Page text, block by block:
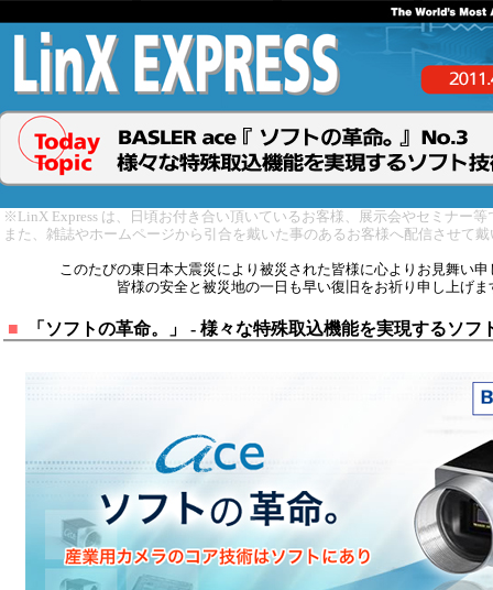
※LinX Express は、日頃お付き合い頂いているお客様、展示会やセミナー等
また、雑誌やホームページから引合を戴いた事のあるお客様へ配信させて
このたびの東日本大震災により被災された皆様に心よりお見舞い申
皆様の安全と被災地の一日も早い復旧をお祈り申し上げま
■ 「ソフトの革命。」 - 様々な特殊取込機能を実現するソフ